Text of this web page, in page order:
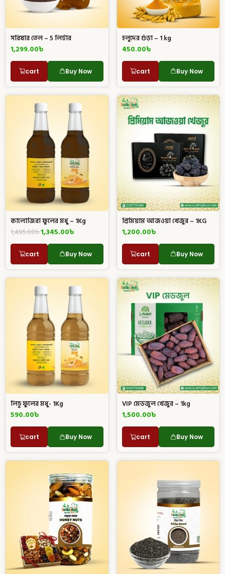
সরিষার তেল – 5 লিটার
1,299.00৳
cart Buy Now
হলুদের গুঁড়া – 1 kg
450.00৳
cart Buy Now
কালোজিরা ফুলের মধু – 1Kg
1,495.00৳1,345.00৳
cart Buy Now
প্রিমিয়াম আজওয়া খেজুর – 1KG
1,200.00৳
cart Buy Now
লিচু ফুলের মধু- 1Kg
590.00৳
cart Buy Now
VIP মেডজুল খেজুর – 1kg
1,500.00৳
cart Buy Now